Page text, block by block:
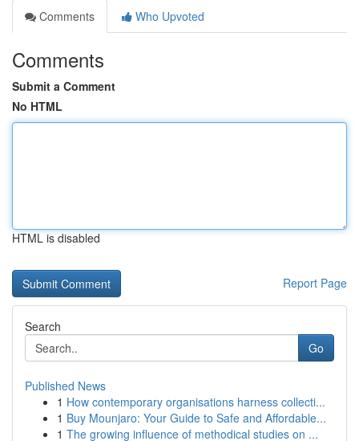
Comments
Who Upvoted
Comments
Submit a Comment
No HTML
HTML is disabled
Report Page
Search
Go
Published News
1 How contemporary organisations harness collecti...
1 Buy Mounjaro: Your Guide to Safe and Affordable...
1 The growing influence of methodical studies on ...